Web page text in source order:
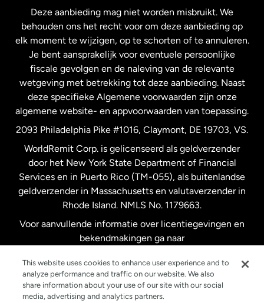
Nieuw-Zeeland
Spanje
Verenigd Koninkrijk
Verenigde Staten English
Verenigde Staten Español
Zweden
Deze aanbieding mag niet worden misbruikt. We
behouden ons het recht voor om deze aanbieding op
elk moment te wijzigen, op te schorten of te annuleren.
Je bent aansprakelijk voor eventuele persoonlijke
fiscale gevolgen en de naleving van de relevante
wetgeving met betrekking tot deze aanbieding. Naast
deze specifieke Algemene voorwaarden zijn onze
algemene website- en appvoorwaarden van toepassing.
2093 Philadelphia Pike #1016, Claymont, DE 19703, VS.
WorldRemit Corp. is gelicenseerd als geldverzender
door het New York State Department of Financial
Services en in Puerto Rico (TM-055), als buitenlandse
geldverzender in Massachusetts en valutaverzender in
Rhode Island. NMLS No. 1179663.
Voor aanvullende informatie over licentiegevingen en
bekendmakingen ga naar
This website uses cookies to enhance user experience and to
analyze performance and traffic on our website. We also
share information about your use of our site with our social
media, advertising and analytics partners.